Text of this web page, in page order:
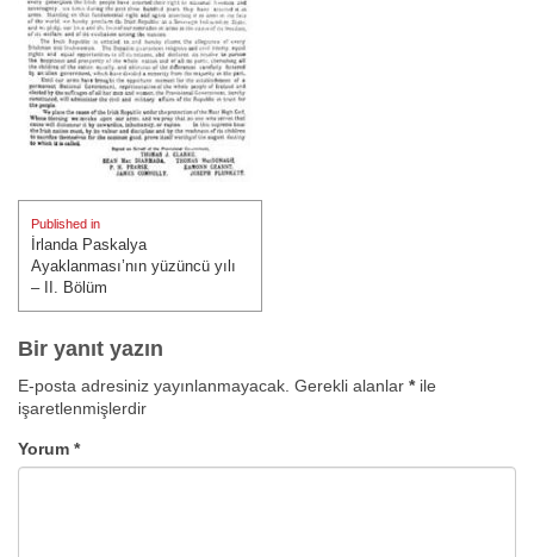
gezinmesi
Published in
İrlanda Paskalya
Ayaklanması’nın yüzüncü yılı
– II. Bölüm
Bir yanıt yazın
E-posta adresiniz yayınlanmayacak. Gerekli alanlar *ile
işaretlenmişlerdir
Yorum *